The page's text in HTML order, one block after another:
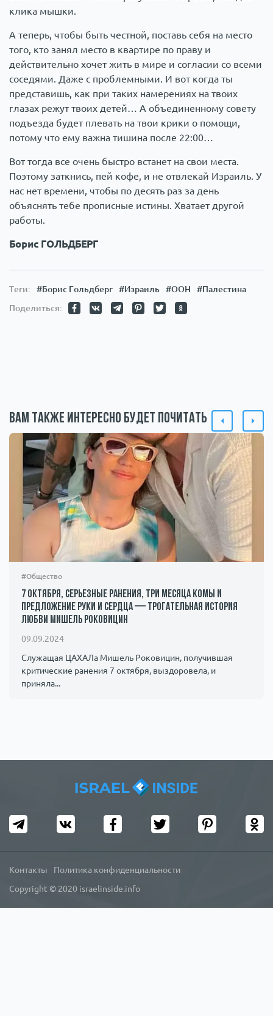
клика мышки.
А теперь, чтобы быть честной, поставь себя на место
того, кто занял место в квартире по праву и
действительно хочет жить в мире и согласии со всеми
соседями. Даже с проблемными. И вот когда ты
представишь, как при таких намерениях на твоих
глазах режут твоих детей… А объединенному совету
подъезда будет плевать на твои крики о помощи,
потому что ему важна тишина после 22:00…
Вот тогда все очень быстро встанет на свои места.
Поэтому заткнись, пей кофе, и не отвлекай Израиль. У
нас нет времени, чтобы по десять раз за день
объяснять тебе прописные истины. Хватает другой
работы.
Борис ГОЛЬДБЕРГ
Теги: #Борис Гольдберг #Израиль #ООН
#Палестина
Поделиться:
Вам также интересно будет почитать
#Общество
7 октября, серьезные ранения, три месяца комы и
предложение руки и сердца — трогательная история
любви Мишель Роковицин
09.09.2024
Служащая ЦАХАЛа Мишель Роковицин, получившая
критические ранения 7 октября, выздоровела, и
приняла...
Copyright © 2020 israelinside.info
Контакты Политика конфиденциальности